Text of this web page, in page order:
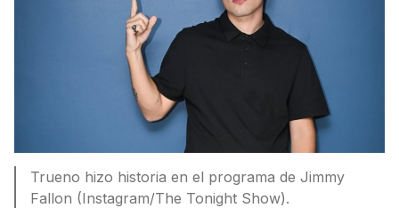
Trueno hizo historia en el programa de Jimmy
Fallon (Instagram/The Tonight Show).